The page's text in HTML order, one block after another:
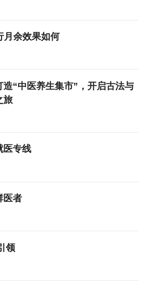
月余效果如何
造“中医养生集市”，开启古法与
旅
医专线
医者
领